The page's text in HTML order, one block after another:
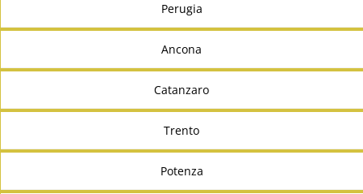
Perugia
Ancona
Catanzaro
Trento
Potenza